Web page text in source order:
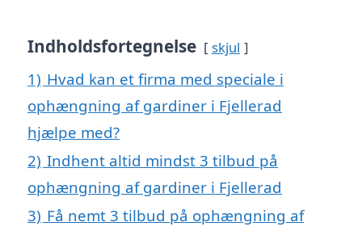
Indholdsfortegnelse skjul
1) Hvad kan et firma med speciale i
ophængning af gardiner i Fjellerad
hjælpe med?
2) Indhent altid mindst 3 tilbud på
ophængning af gardiner i Fjellerad
3) Få nemt 3 tilbud på ophængning af